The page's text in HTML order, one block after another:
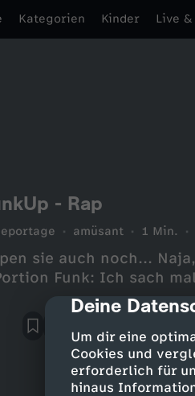
cmp-
Deine
Um dir eine
Cookies und
erforderlich für
hinaus
Kategorien Kinder Live &
- Rap
amüsant 1 Min.
sie auch noch...
Funk: Ich sach mal